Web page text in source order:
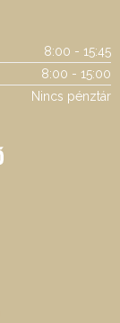
8:00 - 15:45
8:00 - 15:00
Nincs pénztár